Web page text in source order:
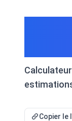
Copier le